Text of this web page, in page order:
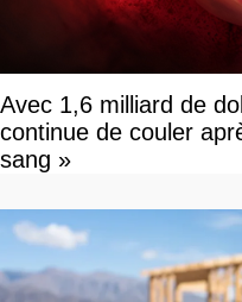
Avec 1,6 milliard de
continue de couler
sang »